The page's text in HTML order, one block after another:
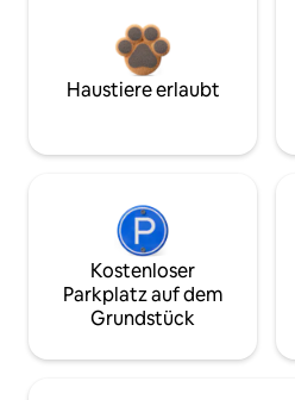
Haustiere erlaubt
Kostenloser
Parkplatz auf dem
Grundstück